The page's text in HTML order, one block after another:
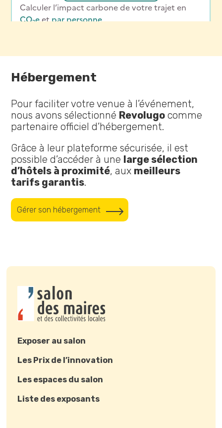
Hébergement
Pour faciliter votre venue à l’événement,
nous avons sélectionné Revolugo comme
partenaire officiel d’hébergement.
Grâce à leur plateforme sécurisée, il est
possible d’accéder à une large sélection
d’hôtels à proximité, aux meilleurs
tarifs garantis.
Gérer son hébergement
Exposer au salon
Les Prix de l’innovation
Les espaces du salon
Liste des exposants